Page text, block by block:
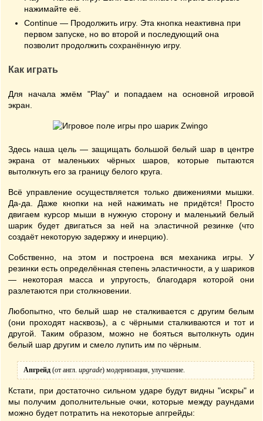
нажимайте её.
Continue — Продолжить игру. Эта кнопка неактивна при
первом запуске, но во второй и последующий она
позволит продолжить сохранённую игру.
Как играть
Для начала жмём "Play" и попадаем на основной игровой
экран.
Здесь наша цель — защищать большой белый шар в центре
экрана от маленьких чёрных шаров, которые пытаются
вытолкнуть его за границу белого круга.
Всё управление осуществляется только движениями мышки.
Да-да. Даже кнопки на ней нажимать не придётся! Просто
двигаем курсор мыши в нужную сторону и маленький белый
шарик будет двигаться за ней на эластичной резинке (что
создаёт некоторую задержку и инерцию).
Собственно, на этом и построена вся механика игры. У
резинки есть определённая степень эластичности, а у шариков
— некоторая масса и упругость, благодаря которой они
разлетаются при столкновении.
Любопытно, что белый шар не сталкивается с другим белым
(они проходят насквозь), а с чёрными сталкиваются и тот и
другой. Таким образом, можно не бояться вытолкнуть один
белый шар другим и смело лупить им по чёрным.
Апгрейд(от англ. upgrade) модернизация, улучшение.
Кстати, при достаточно сильном ударе будут видны "искры" и
мы получим дополнительные очки, которые между раундами
можно будет потратить на некоторые апгрейды: